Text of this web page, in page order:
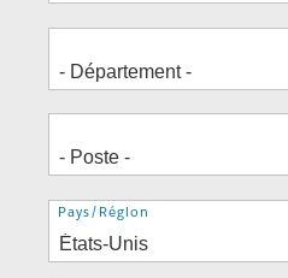
Adresse
Pays/Région